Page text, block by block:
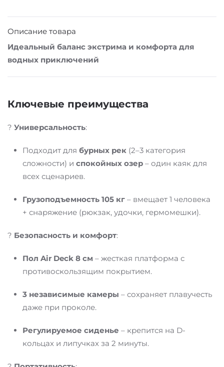
Описание товара
Идеальный баланс экстрима и комфорта для
водных приключений
Ключевые преимущества
? Универсальность:
Подходит для бурных рек (2–3 категория
сложности) и спокойных озер – один каяк для
всех сценариев.
Грузоподъемность 105 кг – вмещает 1 человека
+ снаряжение (рюкзак, удочки, гермомешки).
? Безопасность и комфорт:
Пол Air Deck 8 см – жесткая платформа с
противоскользящим покрытием.
3 независимые камеры – сохраняет плавучесть
даже при проколе.
Регулируемое сиденье – крепится на D-
кольцах и липучках за 2 минуты.